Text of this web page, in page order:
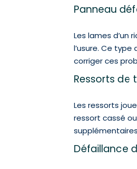
Panneau
Les lames d’un
l’usure. Ce
corriger ces
Ressorts de
Les ressorts
ressort cassé
Défaillance